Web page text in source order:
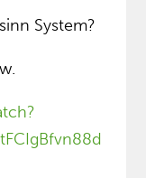
System?